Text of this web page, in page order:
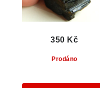
Prodáno
350 Kč